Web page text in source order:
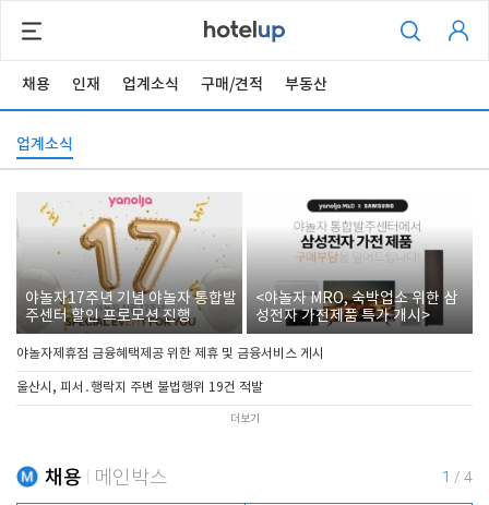
채용 인재 업계소식 구매/견적 부동산
업계소식
야놀자17주년 기념 야놀자 통합발
주센터 할인 프로모션 진행
<야놀자 MRO, 숙박업소 위한 삼
성전자 가전제품 특가 개시>
야놀자제휴점 금융혜택제공 위한 제휴 및 금융서비스 게시
울산시, 피서․행락지 주변 불법행위 19건 적발
더보기
채용 메인박스 1 / 4